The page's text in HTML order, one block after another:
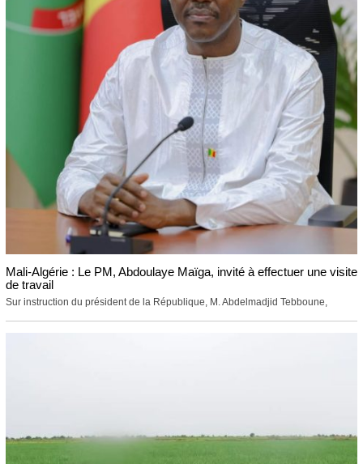
Mali-Algérie : Le PM, Abdoulaye Maïga, invité à effectuer une visite
de travail
Sur instruction du président de la République, M. Abdelmadjid Tebboune,